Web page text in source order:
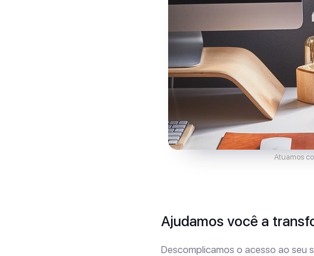
Atuamos
Ajudamos você a
Descomplicamos o acesso ao seu